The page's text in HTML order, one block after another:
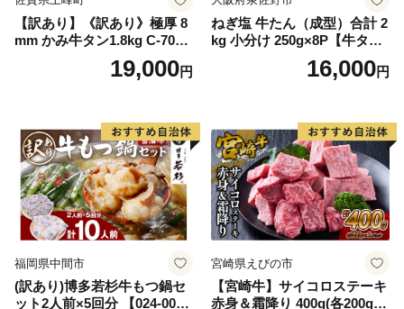
【訳あり】《訳あり》極厚 8
mm かみ牛タン1.8kg C-709-
19,000円
ねぎ塩 牛たん（成型）合計 2
kg 小分け 250g×8P【牛タン
牛肉 焼肉用 薄切り 訳あり サ
16,000円
福岡県中間市
(訳あり)博多若杉牛もつ鍋セ
ット2人前×5回分 【024-002
宮崎県えびの市
【宮崎牛】サイコロステーキ
赤身＆霜降り 400g(各200g×